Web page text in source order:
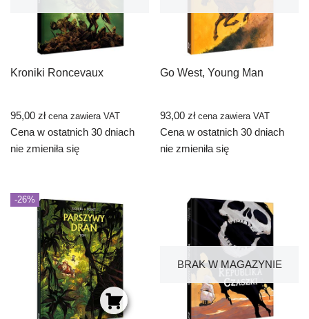
Kroniki Roncevaux
95,00 zł cena zawiera VAT
Cena w ostatnich 30 dniach
nie zmieniła się
Go West, Young Man
93,00zł cena zawiera VAT
Cena w ostatnich 30 dniach
nie zmieniła się
-26%
BRAK W MAGAZYNIE